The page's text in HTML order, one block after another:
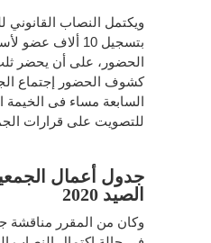
ويكتمل النصاب القانوني
بتسجيل 10 ألاف
الحضور، على أن يحضر
كشوف الحضور إجتماع
السابعة مساء فى الخيمة
للتصويت على قرارات
جدول أعمال
الصيد 2020
وكان من المقرر مناقشة